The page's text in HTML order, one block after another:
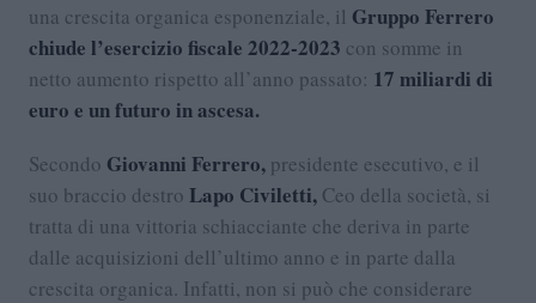
una crescita organica esponenziale, il Gruppo Ferrero
chiude l’esercizio fiscale 2022-2023 con somme in
netto aumento rispetto all’anno passato: 17 miliardi di
euro e un futuro in ascesa.
Secondo Giovanni Ferrero, presidente esecutivo, e il
suo braccio destro Lapo Civiletti, Ceo della società, si
tratta di una vittoria schiacciante che deriva in parte
dalle acquisizioni dell’ultimo anno e in parte dalla
crescita organica. Infatti, non si può che considerare